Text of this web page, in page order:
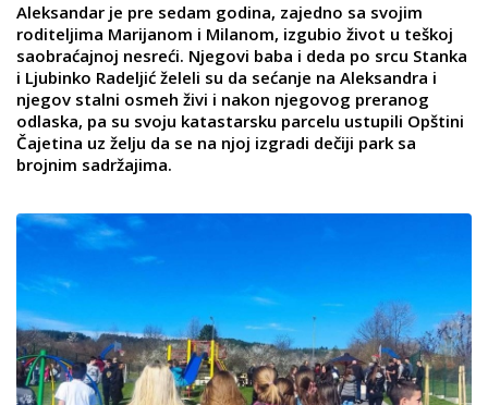
Aleksandar je pre sedam godina, zajedno sa svojim
roditeljima Marijanom i Milanom, izgubio život u teškoj
saobraćajnoj nesreći. Njegovi baba i deda po srcu Stanka
i Ljubinko Radeljić želeli su da sećanje na Aleksandra i
njegov stalni osmeh živi i nakon njegovog preranog
odlaska, pa su svoju katastarsku parcelu ustupili Opštini
Čajetina uz želju da se na njoj izgradi dečiji park sa
brojnim sadržajima.